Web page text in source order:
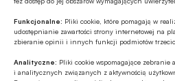
Funkcjonalne: Pliki cookie, które pomagają w
udostępnianie zawartości strony internetowej na
zbieranie opinii i innych funkcji podmiotów
Analityczne: Pliki cookie wspomagające
i analitycznych związanych z aktywnością
Jak we współczesnym
rozkładać
za nieautoryzowane
płatniczych?
scedować